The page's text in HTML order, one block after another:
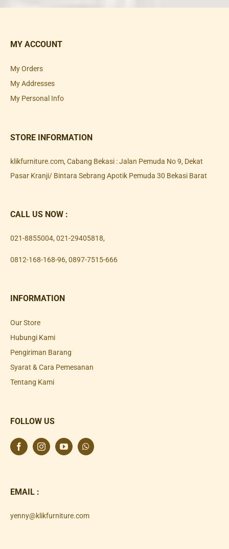
MY ACCOUNT
My Orders
My Addresses
My Personal Info
STORE INFORMATION
klikfurniture.com, Cabang Bekasi : Jalan Pemuda No 9, Dekat
Pasar Kranji/ Bintara Sebrang Apotik Pemuda 30 Bekasi Barat
CALL US NOW :
021-8855004, 021-29405818,
0812-168-168-96, 0897-7515-666
INFORMATION
Our Store
Hubungi Kami
Pengiriman Barang
Syarat & Cara Pemesanan
Tentang Kami
FOLLOW US
EMAIL :
yenny@klikfurniture.com